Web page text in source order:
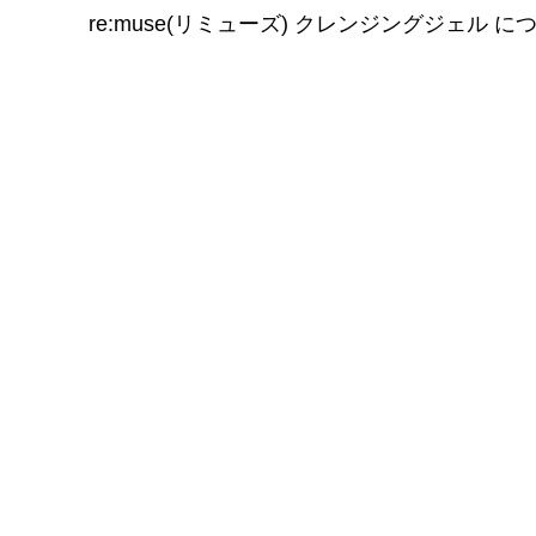
re:muse(リミューズ) クレンジングジェル に